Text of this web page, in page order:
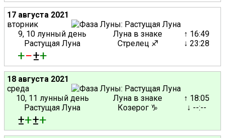
17 августа 2021
вторник
9, 10 лунный день
Растущая Луна
Луна в знаке
Стрелец ♐
↑ 16:49
↓ 23:28
+−±+
18 августа 2021
среда
10, 11 лунный день
Растущая Луна
Луна в знаке
Козерог ♑
↑ 18:05
↓ --:--
±+±+